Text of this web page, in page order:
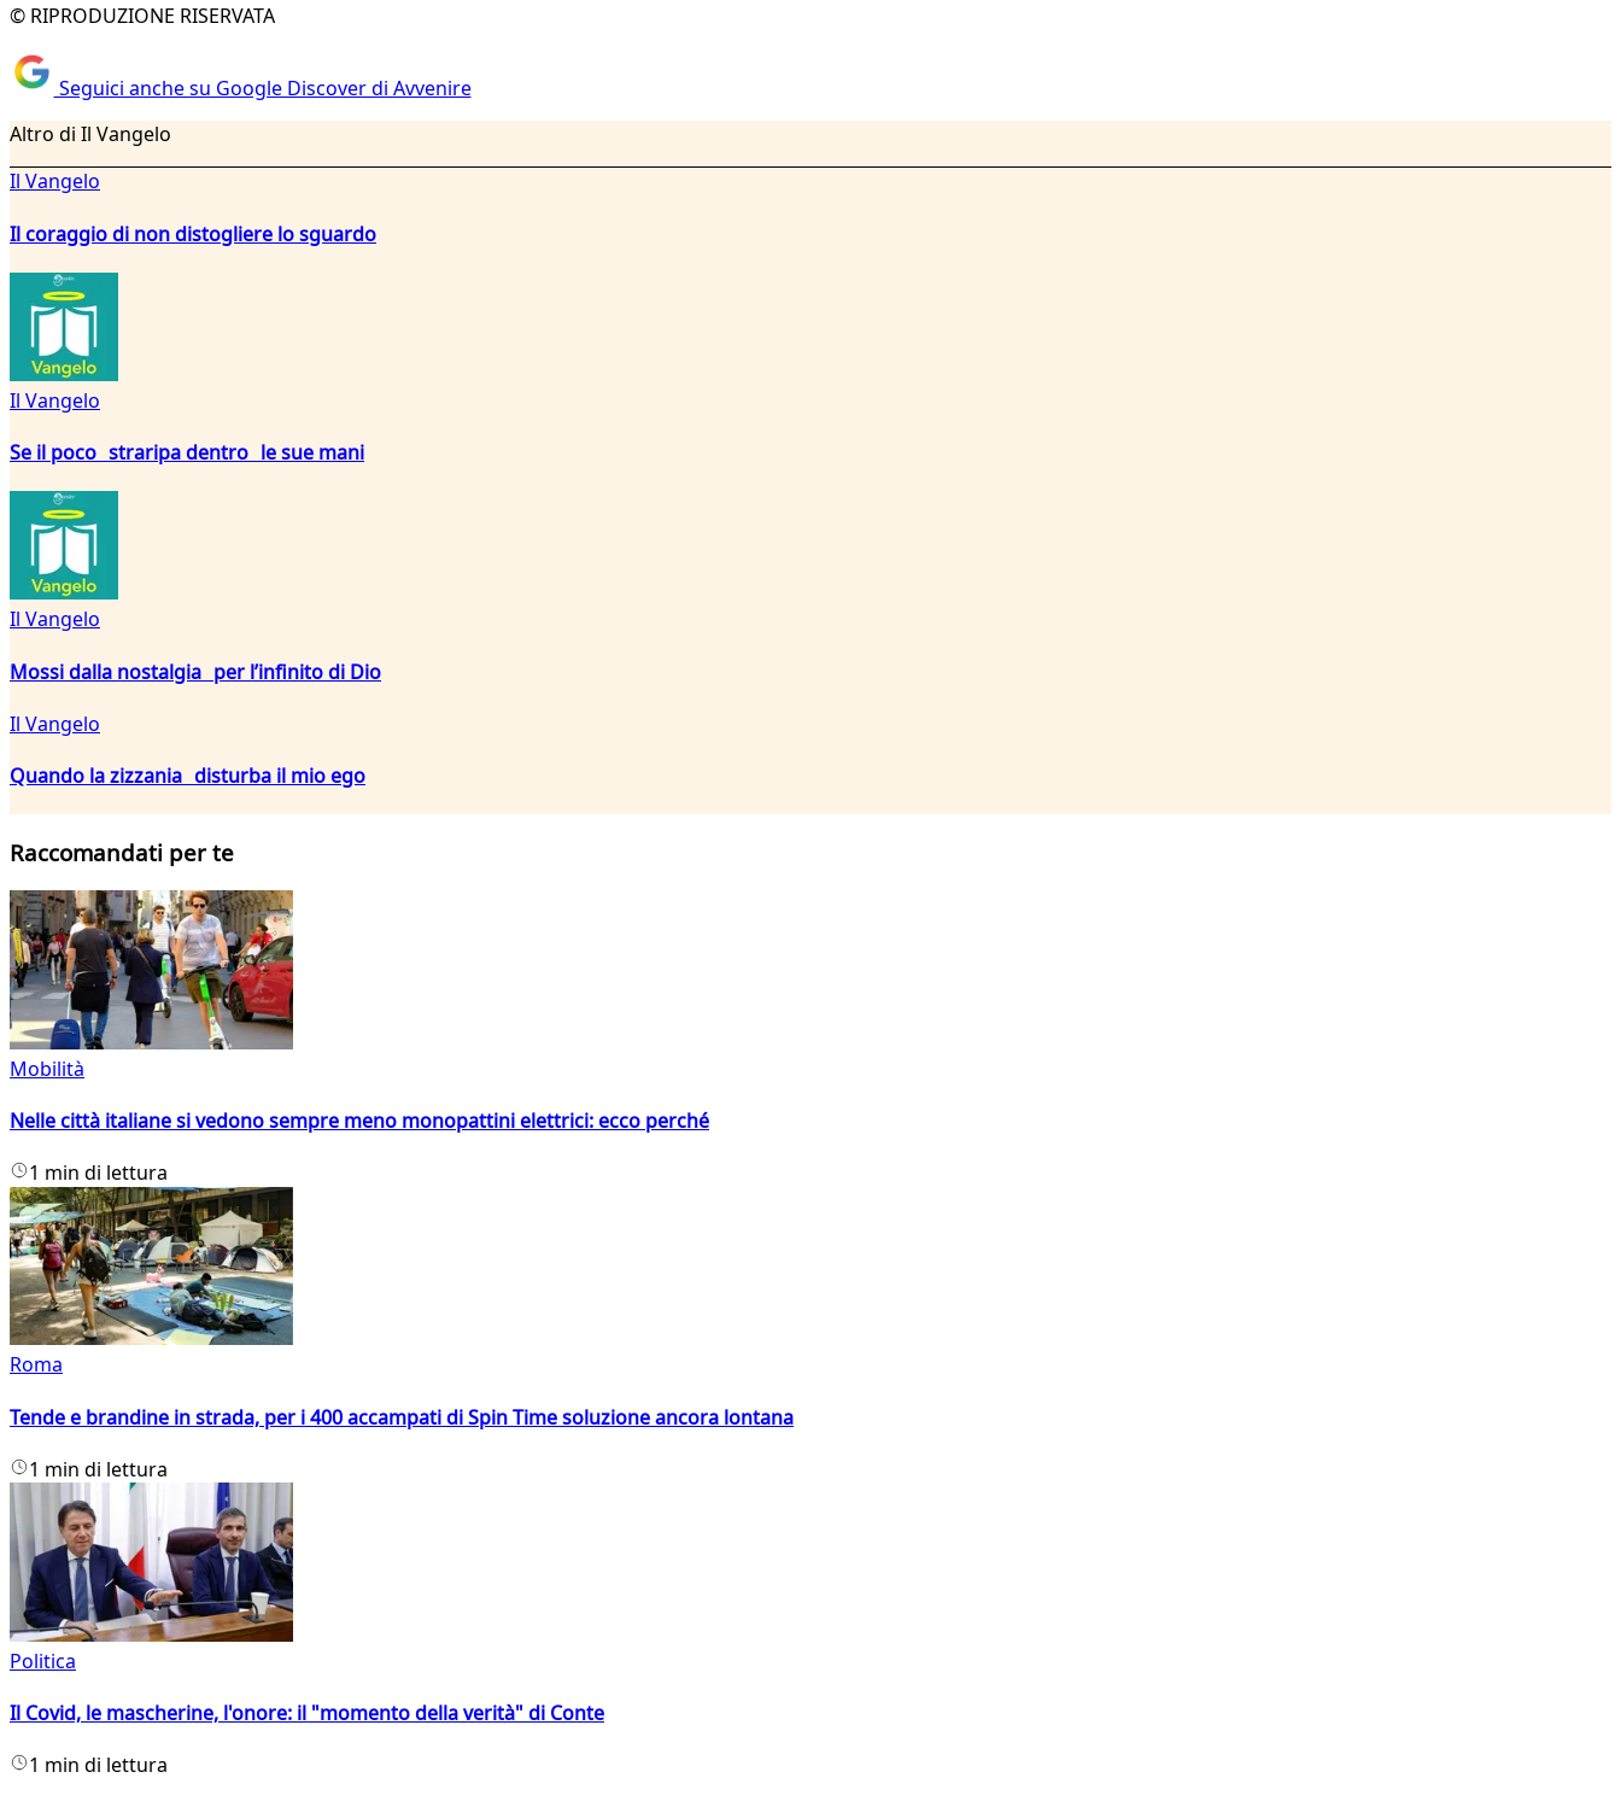
© RIPRODUZIONE RISERVATA
Seguici anche su Google Discover di Avvenire
Altro di Il Vangelo
Il Vangelo
Il coraggio di non distogliere lo sguardo
Il Vangelo
Se il poco straripa dentro le sue mani
Il Vangelo
Mossi dalla nostalgia per l’infinito di Dio
Il Vangelo
Quando la zizzania disturba il mio ego
Raccomandati per te
Mobilità
Nelle città italiane si vedono sempre meno monopattini elettrici: ecco perché
1 min di lettura
Roma
Tende e brandine in strada, per i 400 accampati di Spin Time soluzione ancora lontana
1 min di lettura
Politica
Il Covid, le mascherine, l'onore: il "momento della verità" di Conte
1 min di lettura